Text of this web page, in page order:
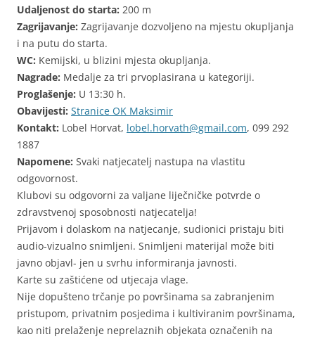
Udaljenost do starta: 200 m
Zagrijavanje: Zagrijavanje dozvoljeno na mjestu okupljanja
i na putu do starta.
WC: Kemijski, u blizini mjesta okupljanja.
Nagrade: Medalje za tri prvoplasirana u kategoriji.
Proglašenje: U 13:30 h.
Obavijesti: Stranice OK Maksimir
Kontakt: Lobel Horvat, lobel.horvath@gmail.com, 099 292
1887
Napomene: Svaki natjecatelj nastupa na vlastitu
odgovornost.
Klubovi su odgovorni za valjane liječničke potvrde o
zdravstvenoj sposobnosti natjecatelja!
Prijavom i dolaskom na natjecanje, sudionici pristaju biti
audio-vizualno snimljeni. Snimljeni materijal može biti
javno objavl- jen u svrhu informiranja javnosti.
Karte su zaštićene od utjecaja vlage.
Nije dopušteno trčanje po površinama sa zabranjenim
pristupom, privatnim posjedima i kultiviranim površinama,
kao niti prelaženje neprelaznih objekata označenih na